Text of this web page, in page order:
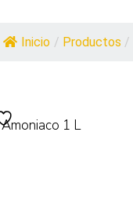
Inicio / Productos /
Amoniaco 1 L